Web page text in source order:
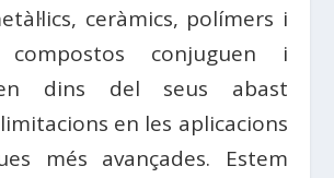
ceràmics, polímers i
conjuguen i
dins del seus abast
en les aplicacions
més avançades. Estem